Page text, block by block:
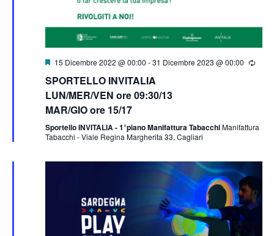
Segnalati
15 Dicembre 2022 @ 00:00 -31 Dicembre 2023 @ 00:00
SPORTELLO INVITALIA
LUN/MER/VEN ore 09:30/13
MAR/GIO ore 15/17
Sportello INVITALIA - 1°piano Manifattura TabacchiManifattura
Tabacchi - Viale Regina Margherita 33, Cagliari